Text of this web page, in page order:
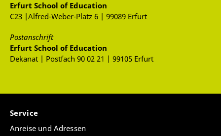
Erfurt School of Education
C23 |Alfred-Weber-Platz 6 | 99089 Erfurt
Postanschrift
Erfurt School of Education
Dekanat | Postfach 90 02 21 | 99105 Erfurt
Service
Anreise und Adressen